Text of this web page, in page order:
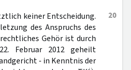
20
keiner Entscheidung.
des Anspruchs des
Gehör ist durch
Februar 2012 geheilt
- in Kenntnis der